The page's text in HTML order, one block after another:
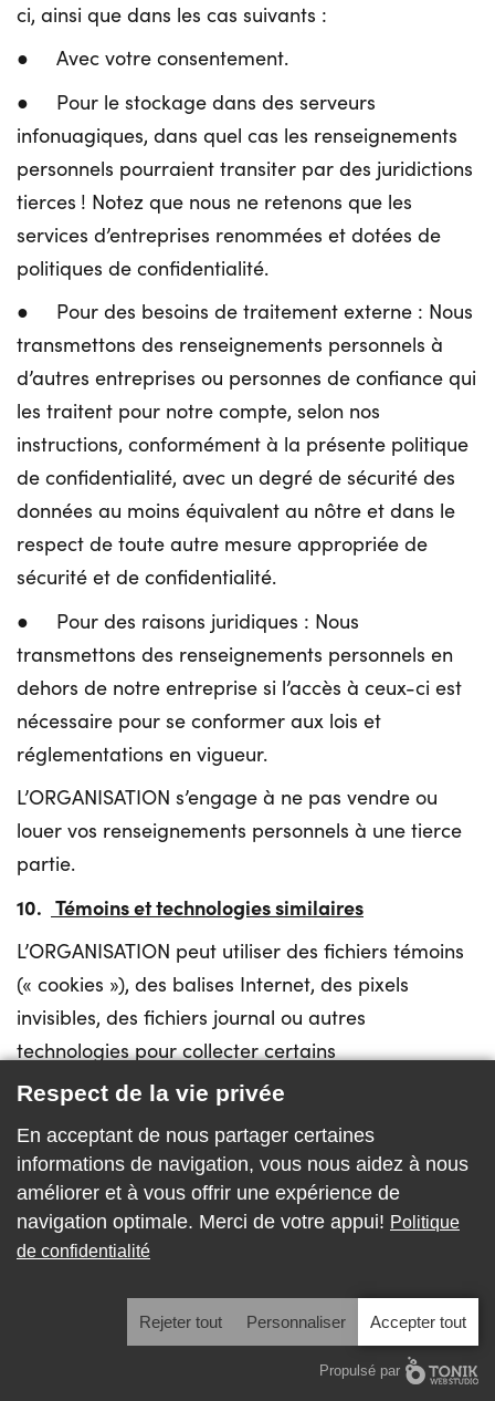
ci, ainsi que dans les cas suivants :
● Avec votre consentement.
● Pour le stockage dans des serveurs
infonuagiques, dans quel cas les renseignements
personnels pourraient transiter par des juridictions
tierces ! Notez que nous ne retenons que les
services d’entreprises renommées et dotées de
politiques de confidentialité.
● Pour des besoins de traitement externe : Nous
transmettons des renseignements personnels à
d’autres entreprises ou personnes de confiance qui
les traitent pour notre compte, selon nos
instructions, conformément à la présente politique
de confidentialité, avec un degré de sécurité des
données au moins équivalent au nôtre et dans le
respect de toute autre mesure appropriée de
sécurité et de confidentialité.
● Pour des raisons juridiques : Nous
transmettons des renseignements personnels en
dehors de notre entreprise si l’accès à ceux-ci est
nécessaire pour se conformer aux lois et
réglementations en vigueur.
L’ORGANISATION s’engage à ne pas vendre ou
louer vos renseignements personnels à une tierce
partie.
10. Témoins et technologies similaires
L’ORGANISATION peut utiliser des fichiers témoins
(« cookies »), des balises Internet, des pixels
invisibles, des fichiers journal ou autres
technologies pour collecter certains
renseignements personnels relatifs aux visiteurs
nos infolettres, invitations et autres
communications. Les témoins sont des éléments
d'information transmis par le serveur au
navigateur lors d'une visite du site Internet et qui
connexion en cours. Ces données peuvent inclure,
sans s’y limiter, des informations telles que votre
adresse Internet (IP), le type de navigateur, la
Respect de la vie privée
En acceptant de nous partager certaines
informations de navigation, vous nous aidez à nous
améliorer et à vous offrir une expérience de
navigation optimale. Merci de votre appui! Politique
de confidentialité
Rejeter tout Personnaliser Accepter tout
Propulsé par